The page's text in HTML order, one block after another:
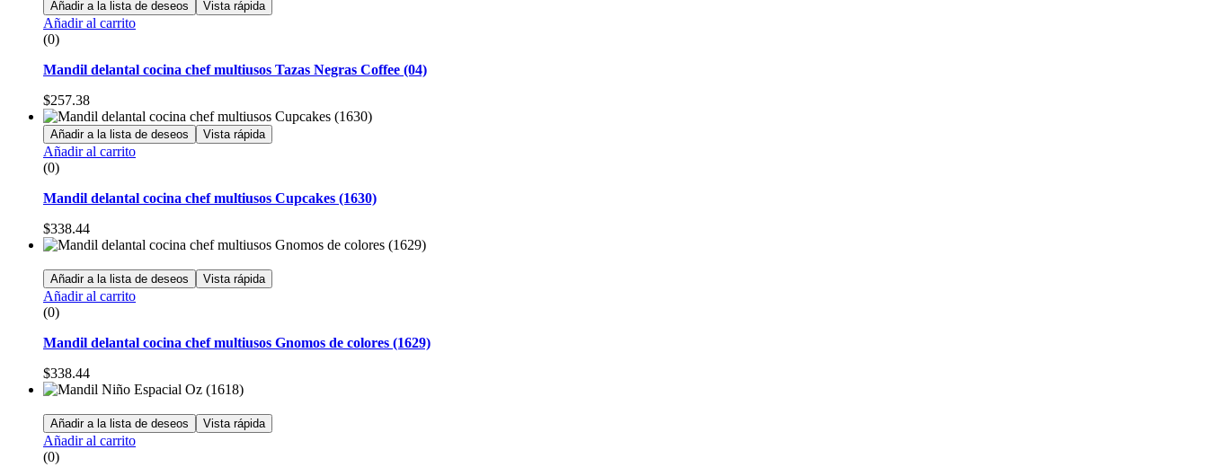
Añadir a la lista de deseos Vista rápida
Añadir al carrito
(0)
Mandil delantal cocina chef multiusos Tazas Negras Coffee (04)
$257.38
Añadir a la lista de deseos Vista rápida
Añadir al carrito
(0)
Mandil delantal cocina chef multiusos Cupcakes (1630)
$338.44
Añadir a la lista de deseos Vista rápida
Añadir al carrito
(0)
Mandil delantal cocina chef multiusos Gnomos de colores (1629)
$338.44
Añadir a la lista de deseos Vista rápida
Añadir al carrito
(0)